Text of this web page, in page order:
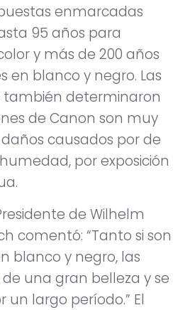
enmarcadas
95 años para
y más de 200 años
en blanco y negro. Las
también determinaron
de Canon son muy
causados por de
por exposición
de Wilhelm
comentó: “Tanto si son
blanco y negro, las
una gran belleza y se
largo período.” El